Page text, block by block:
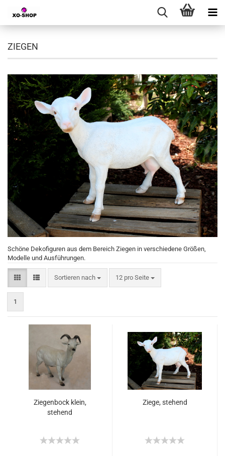
ZIEGEN
Schöne Dekofiguren aus dem Bereich Ziegen in verschiedene Größen,
Modelle und Ausführungen.
Sortieren nach 12 pro Seite
1
Ziegenbock klein,
stehend
Ziege, stehend